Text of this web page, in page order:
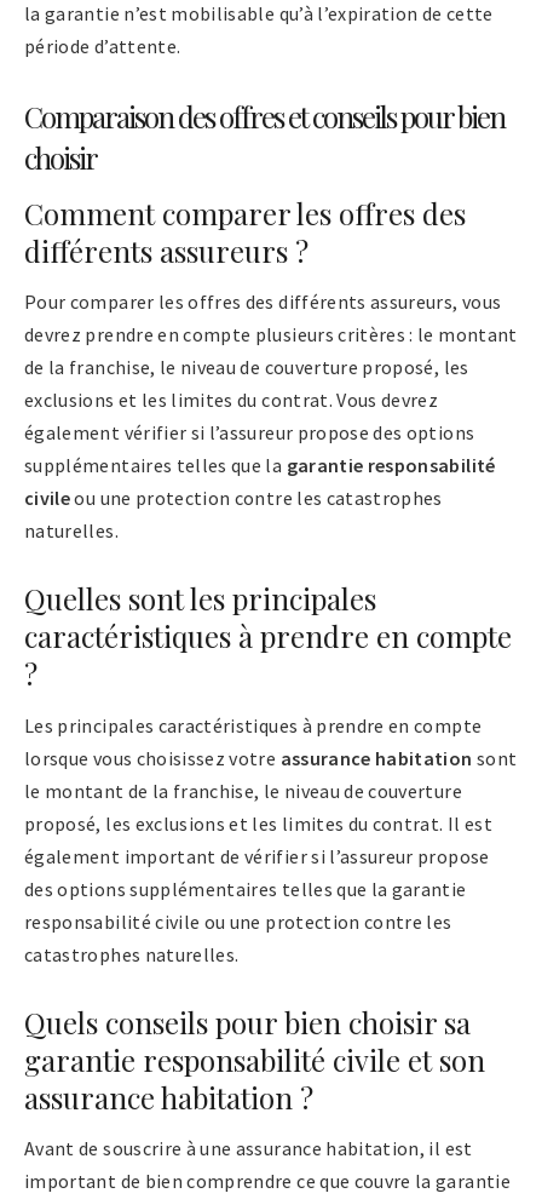
la garantie n’est mobilisable qu’à l’expiration de cette
période d’attente.
Comparaison des offres et conseils pour bien
choisir
Comment comparer les offres des
différents assureurs ?
Pour comparer les offres des différents assureurs, vous
devrez prendre en compte plusieurs critères : le montant
de la franchise, le niveau de couverture proposé, les
exclusions et les limites du contrat. Vous devrez
également vérifier si l’assureur propose des options
supplémentaires telles que la garantie responsabilité
civileou une protection contre les catastrophes
naturelles.
Quelles sont les principales
caractéristiques à prendre en compte
?
Les principales caractéristiques à prendre en compte
lorsque vous choisissez votre assurance habitation sont
le montant de la franchise, le niveau de couverture
proposé, les exclusions et les limites du contrat. Il est
également important de vérifier si l’assureur propose
des options supplémentaires telles que la garantie
responsabilité civile ou une protection contre les
catastrophes naturelles.
Quels conseils pour bien choisir sa
garantie responsabilité civile et son
assurance habitation ?
Avant de souscrire à une assurance habitation, il est
important de bien comprendre ce que couvre la garantie